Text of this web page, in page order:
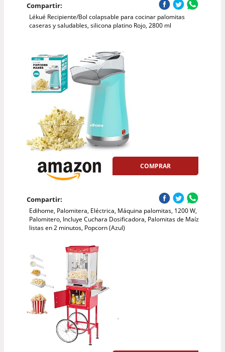
Compartir:
Lékué Recipiente/Bol colapsable para cocinar palomitas
caseras y saludables, silicona platino Rojo, 2800 ml
COMPRAR
Compartir:
Edihome, Palomitera, Eléctrica, Máquina palomitas, 1200 W,
Palomitero, Incluye Cuchara Dosificadora, Palomitas de Maíz
listas en 2 minutos, Popcorn (Azul)